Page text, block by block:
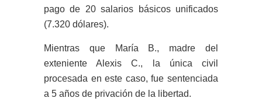
pago de 20 salarios básicos unificados
(7.320 dólares).
Mientras que María B., madre del
exteniente Alexis C., la única civil
procesada en este caso, fue sentenciada
a 5 años de privación de la libertad.